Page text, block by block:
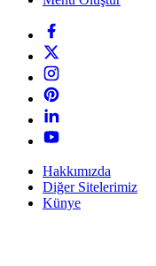
Hakkımızda
Diğer Sitelerimiz
Künye